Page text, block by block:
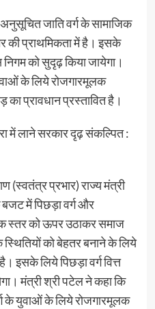
जाति वर्ग के सामाजिक
की प्राथमिकता में है। इसके
को सुदृढ़ किया जायेगा।
के लिये रोजगारमूलक
प्रावधान प्रस्तावित है।
में लाने सरकार दृढ़ संकल्पित :
(स्वतंत्र प्रभार) राज्य मंत्री
में पिछड़ा वर्ग और
स्तर को ऊपर उठाकर समाज
को बेहतर बनाने के लिये
इसके लिये पिछड़ा वर्ग वित्त
मंत्री श्री पटेल ने कहा कि
के युवाओं के लिये रोजगारमूलक